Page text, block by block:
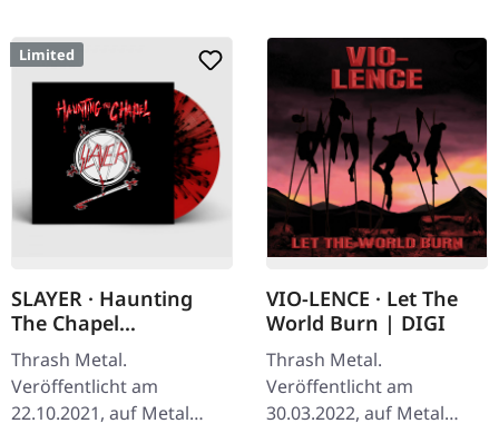
Limited
SLAYER · Haunting
The Chapel
[RED/BLACK] | LP
Thrash Metal.
Veröffentlicht am
22.10.2021, auf Metal
VIO-LENCE · Let The
World Burn | DIGI
Thrash Metal.
Veröffentlicht am
30.03.2022, auf Metal